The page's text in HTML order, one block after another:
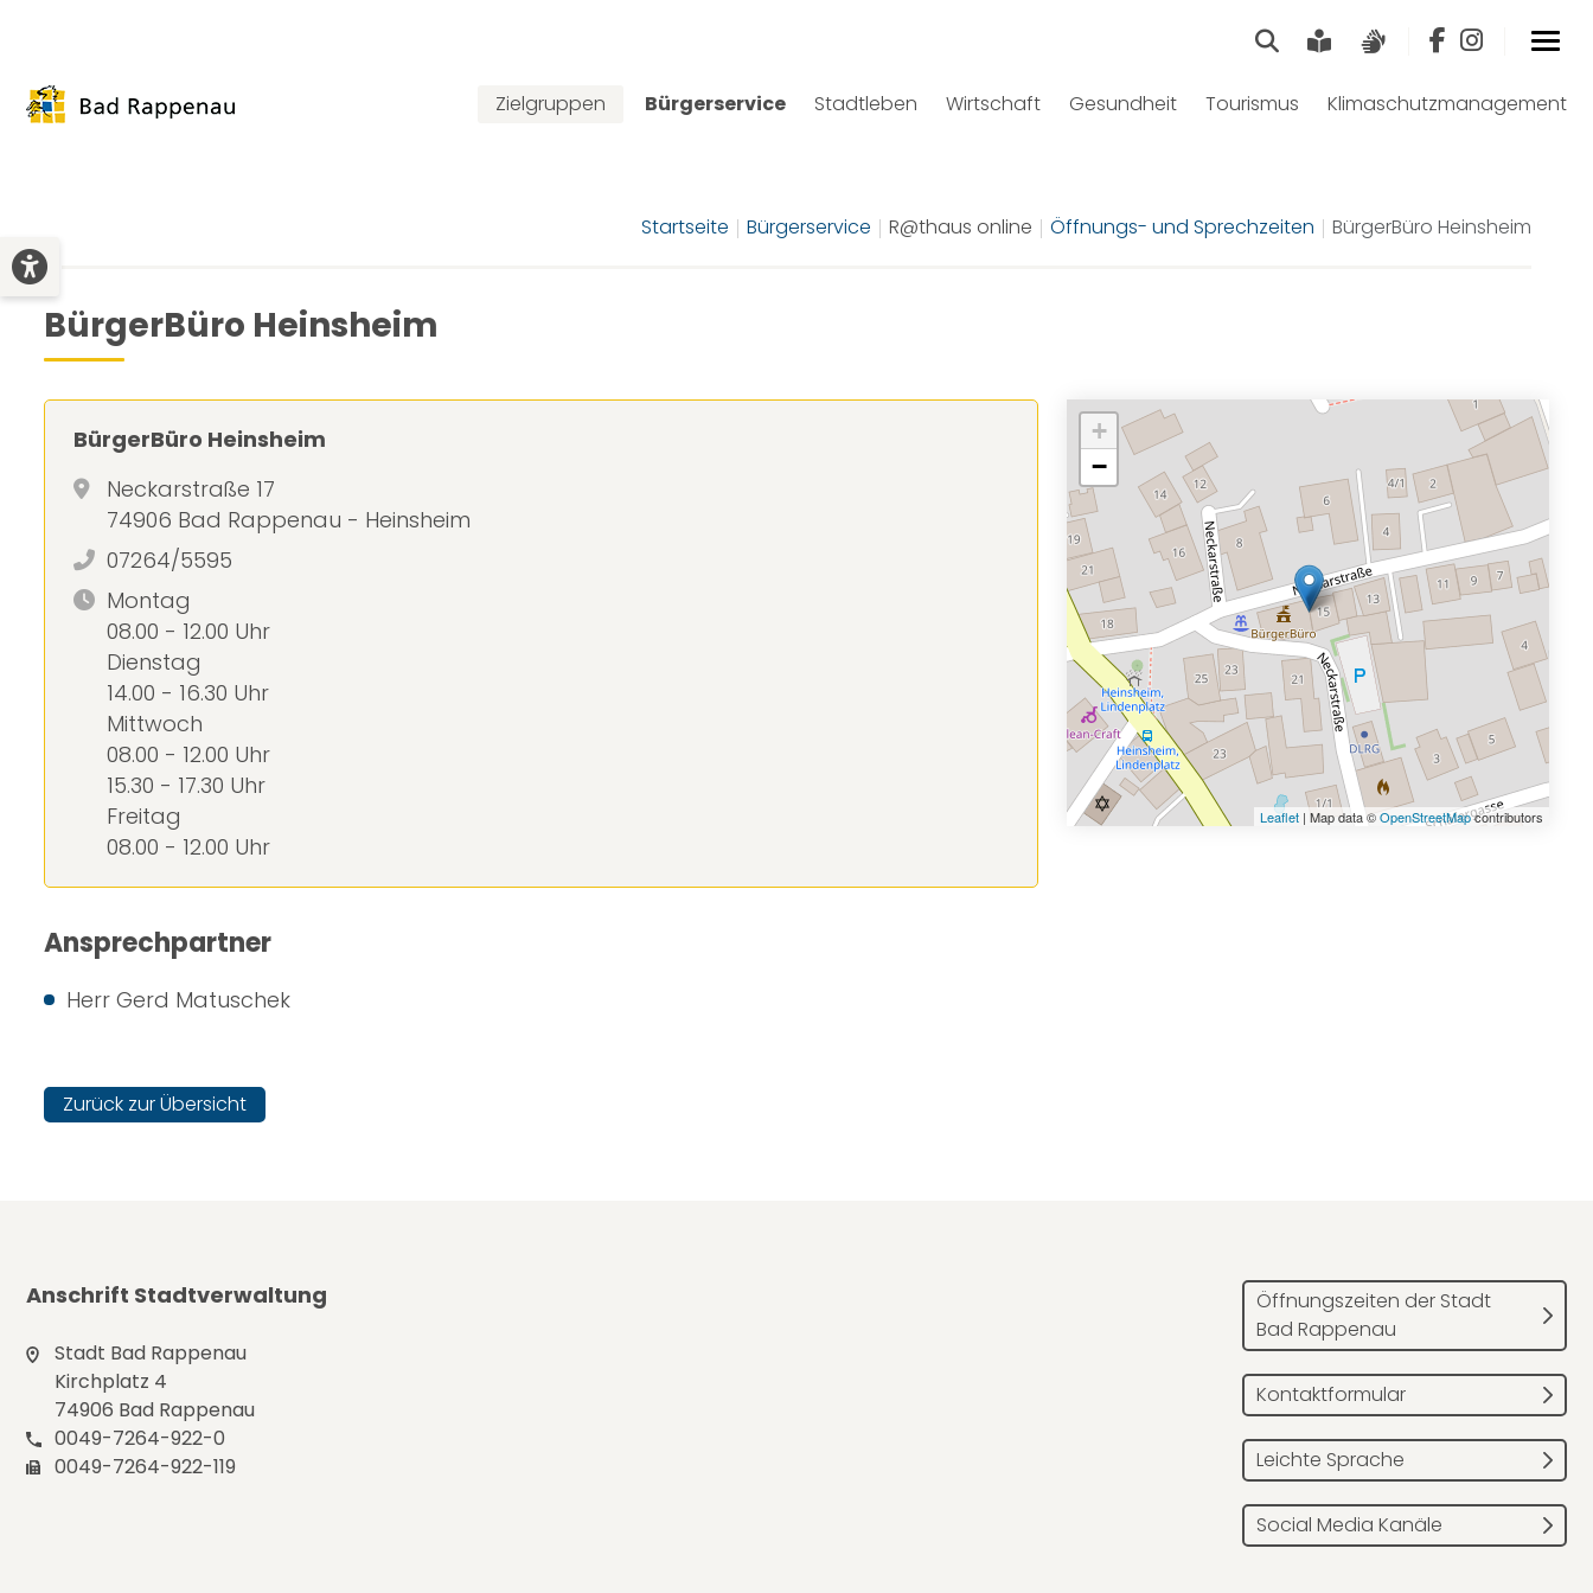
SucheLeichte Sprache
Zielgruppen Bürgerservice Stadtleben Wirtschaft Gesundheit Tourismus Klimaschutzmanagement
Startseite Bürgerservice R@thaus online Öffnungs- und Sprechzeiten BürgerBüro Heinsheim
BürgerBüro Heinsheim
BürgerBüro Heinsheim
Neckarstraße 17
74906 Bad Rappenau - Heinsheim
07264/5595
Montag
08.00 - 12.00 Uhr
Dienstag
14.00 - 16.30 Uhr
Mittwoch
08.00 - 12.00 Uhr
15.30 - 17.30 Uhr
Freitag
08.00 - 12.00 Uhr
Ansprechpartner
Herr Gerd Matuschek
Zurück zur Übersicht
+
−
Leaflet| Map data ©OpenStreetMapcontributors
Anschrift Stadtverwaltung
Stadt Bad Rappenau
Kirchplatz 4
74906 Bad Rappenau
0049-7264-922-0
0049-7264-922-119
Öffnungszeiten der Stadt
Bad Rappenau
Kontaktformular
Leichte Sprache
Social Media Kanäle